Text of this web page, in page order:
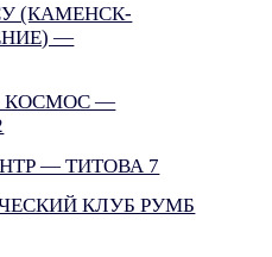
(КАМЕНСК-
—
КОСМОС —
— ТИТОВА 7
КЛУБ РУМБ